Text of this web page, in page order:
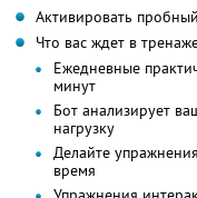
Активировать
Что вас ждет в
Ежедневные
минут
Бот анализирует
нагрузку
Делайте
время